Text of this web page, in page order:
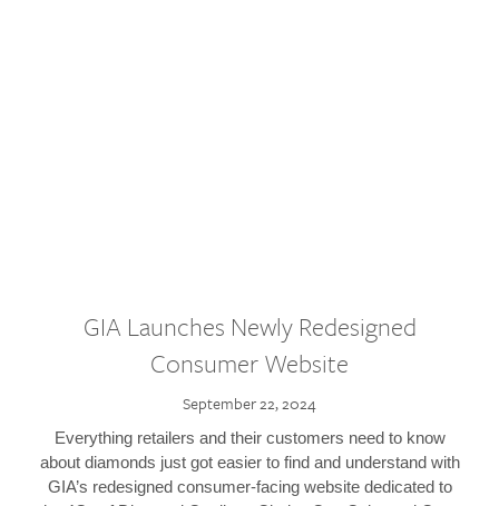
GIA Launches Newly Redesigned
Consumer Website
September 22, 2024
Everything retailers and their customers need to know
about diamonds just got easier to find and understand with
GIA’s redesigned consumer-facing website dedicated to